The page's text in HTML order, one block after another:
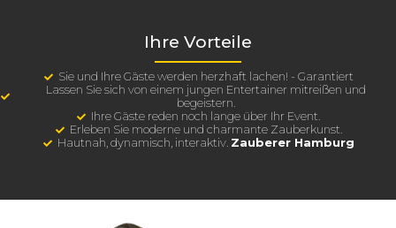
Ihre Vorteile
Sie und Ihre Gäste werden herzhaft lachen! - Garantiert
Lassen Sie sich von einem jungen Entertainer mitreißen und
begeistern.
Ihre Gäste reden noch lange über Ihr Event.
Erleben Sie moderne und charmante Zauberkunst.
Hautnah, dynamisch, interaktiv. Zauberer Hamburg